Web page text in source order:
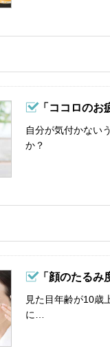
「ココロのお
自分が気付かない
か？
「顔のたるみ
見た目年齢が10歳
に…